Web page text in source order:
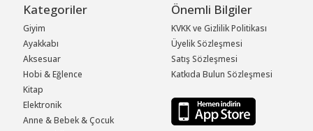
Kategoriler
Giyim
Ayakkabı
Aksesuar
Hobi & Eğlence
Kitap
Elektronik
Anne & Bebek & Çocuk
Önemli Bilgiler
KVKK ve Gizlilik Politikası
Üyelik Sözleşmesi
Satış Sözleşmesi
Katkıda Bulun Sözleşmesi